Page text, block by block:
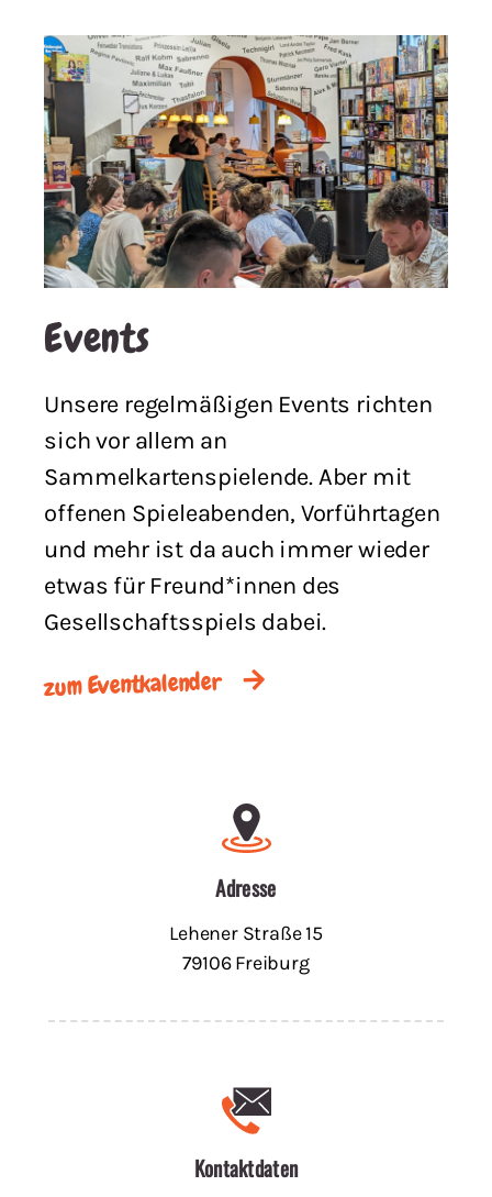
Events
Unsere regelmäßigen Events richten
sich vor allem an
Sammelkartenspielende. Aber mit
offenen Spieleabenden, Vorführtagen
und mehr ist da auch immer wieder
etwas für Freund*innen des
Gesellschaftsspiels dabei.
zum Eventkalender
Adresse
Lehener Straße 15
79106 Freiburg
Kontaktdaten